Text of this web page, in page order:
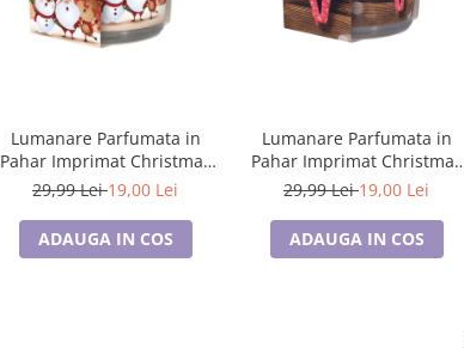
Lumanare Parfumata in
Pahar Imprimat Christmas
Gift, 22 Ore sn72s-09
29,99 Lei19,00 Lei
ADAUGA IN COS
Lumanare Parfumata in
Pahar Imprimat Christmas
Gift, 22 Ore
29,99 Lei19,00 Lei
ADAUGA IN COS